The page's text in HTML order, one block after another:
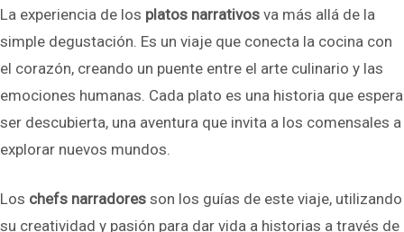
La experiencia de los platos narrativos va más allá de la
simple degustación. Es un viaje que conecta la cocina con
el corazón, creando un puente entre el arte culinario y las
emociones humanas. Cada plato es una historia que espera
ser descubierta, una aventura que invita a los comensales a
explorar nuevos mundos.
Los chefs narradores son los guías de este viaje, utilizando
su creatividad y pasión para dar vida a historias a través de